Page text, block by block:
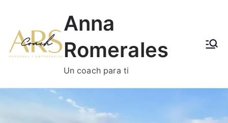
Anna
Romerales
Un coach para ti